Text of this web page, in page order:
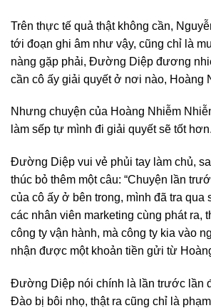
Trên thực tế quả thật không cần,
tới đoạn ghi âm như vậy, cũng chỉ là
nàng gặp phải, Đường Diệp đương
cần cô ấy giải quyết ở nơi nào, Hoàng
Nhưng chuyện của Hoàng Nhiễm
làm sếp tự mình đi giải quyết sẽ tốt hơn.
Đường Diệp vui vẻ phủi tay làm chủ,
thúc bỏ thêm một câu: “Chuyện lần
của cô ấy ở bên trong, mình đã tra qua
các nhân viên marketing cùng phát ra,
công ty vận hành, mà công ty kia vào
nhận được một khoản tiền gửi từ
Đường Diệp nói chính là lần trước lần
Đào bị bôi nhọ, thật ra cũng chỉ là